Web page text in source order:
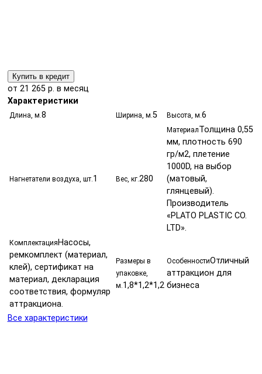
Купить в кредит
от 21 265 р. в месяц
Характеристики
Длина, м. 8 Ширина, м. 5 Высота, м. 6
Нагнетатели воздуха, шт. 1 Вес, кг. 280
МатериалТолщина 0,55
мм, плотность 690
гр/м2, плетение
1000D, на выбор
(матовый,
глянцевый).
Производитель
«PLATO PLASTIC CO.
LTD».
Комплектация Насосы,
ремкомплект (материал,
клей), сертификат на
материал, декларация
соответствия, формуляр
аттракциона.
Размеры в
упаковке,
м. 1,8*1,2*1,2
ОсобенностиОтличный
аттракцион для
бизнеса
Все характеристики